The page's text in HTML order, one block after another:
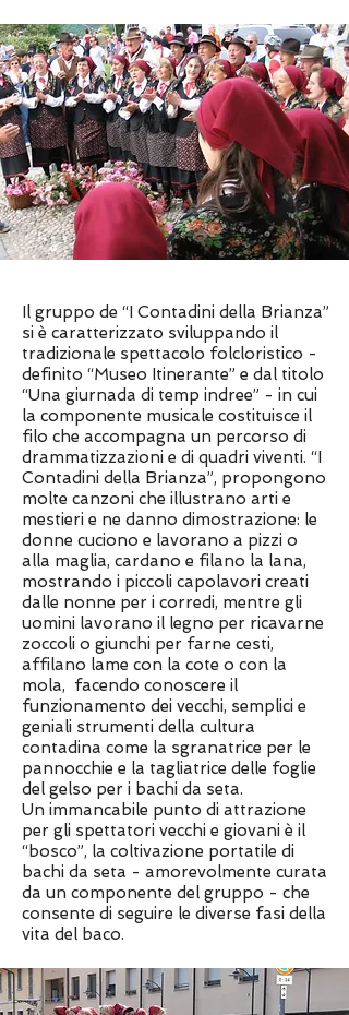
Il gruppo de “I Contadini della Brianza”
si è caratterizzato sviluppando il
tradizionale spettacolo folcloristico -
definito “Museo Itinerante” e dal titolo
“Una giurnada di temp indree” - in cui
la componente musicale costituisce il
filo che accompagna un percorso di
drammatizzazioni e di quadri viventi. “I
Contadini della Brianza”, propongono
molte canzoni che illustrano arti e
mestieri e ne danno dimostrazione: le
donne cuciono e lavorano a pizzi o
alla maglia, cardano e filano la lana,
mostrando i piccoli capolavori creati
dalle nonne per i corredi, mentre gli
uomini lavorano il legno per ricavarne
zoccoli o giunchi per farne cesti,
affilano lame con la cote o con la
mola, facendo conoscere il
funzionamento dei vecchi, semplici e
geniali strumenti della cultura
contadina come la sgranatrice per le
pannocchie e la tagliatrice delle foglie
del gelso per i bachi da seta.
Un immancabile punto di attrazione
per gli spettatori vecchi e giovani è il
“bosco”, la coltivazione portatile di
bachi da seta - amorevolmente curata
da un componente del gruppo - che
consente di seguire le diverse fasi della
vita del baco.